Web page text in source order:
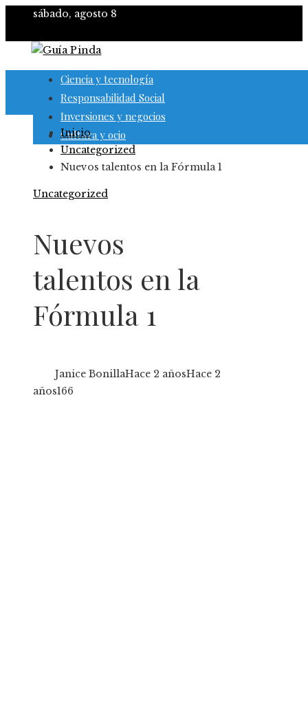
sábado, agosto 8
Ciencia y tecnología
Responsabilidad Social
Inversiones y negocios
Cultura y ocio
Inicio
Uncategorized
Nuevos talentos en la Fórmula 1
Uncategorized
Nuevos
talentos en la
Fórmula 1
Janice BonillaHace 2 añosHace 2
años166